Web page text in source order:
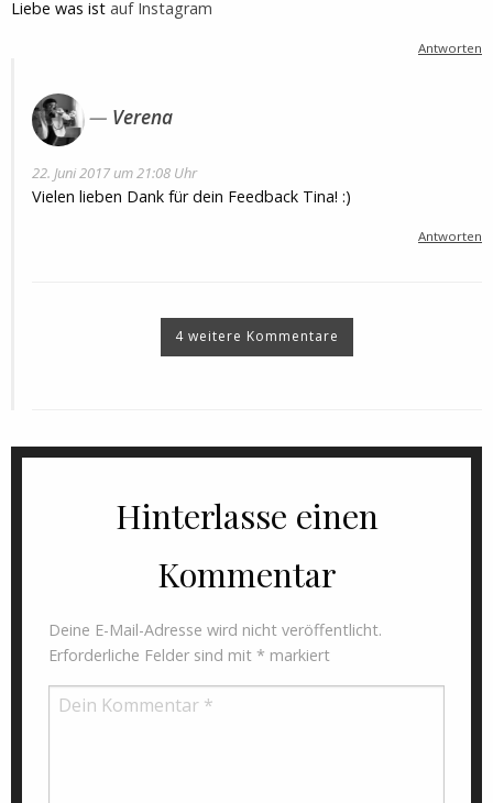
Liebe was ist auf Instagram
Antworten
Verena
22. Juni 2017 um 21:08 Uhr
Vielen lieben Dank für dein Feedback Tina! :)
Antworten
4 weitere Kommentare
Hinterlasse einen
Kommentar
Deine E-Mail-Adresse wird nicht veröffentlicht.
Erforderliche Felder sind mit * markiert